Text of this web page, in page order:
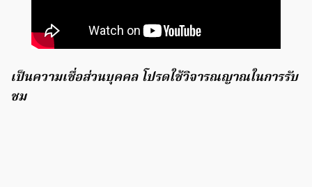
เป็นความเชื่อส่วนบุคคล โปรดใช้วิจารณญาณในการรับ
ชม